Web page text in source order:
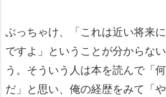
ぶっちゃけ、「これは近い将来
ですよ」ということが分からな
う。そういう人は本を読んで「
だ」と思い、俺の経歴をみて「